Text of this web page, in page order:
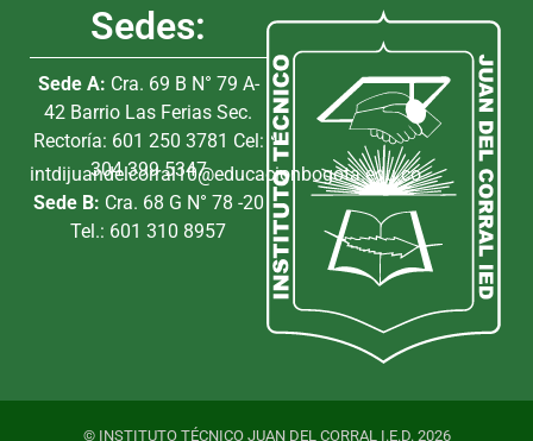
Sedes:
Sede A: Cra. 69 B N° 79 A-
42 Barrio Las Ferias Sec.
Rectoría: 601 250 3781 Cel:
304 399 5347
intdijuandelcorral10@educacionbogota.edu.co
Sede B: Cra. 68 G N° 78 -20
Tel.: 601 310 8957
© INSTITUTO TÉCNICO JUAN DEL CORRAL I.E.D. 2026